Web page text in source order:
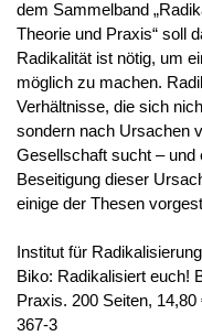
dem Sammelband
Theorie und Praxis“ soll
Radikalität ist nötig, um
möglich zu machen.
Verhältnisse, die sich
sondern nach Ursachen
Gesellschaft sucht – und
Beseitigung dieser
einige der Thesen
Institut für
Biko: Radikalisiert euch!
Praxis. 200 Seiten,
367-3